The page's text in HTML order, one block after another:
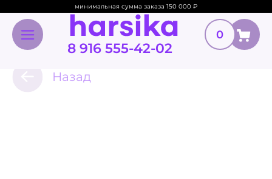
минимальная сумма заказа 150 000 ₽
8 916 555-42-02
0
Назад